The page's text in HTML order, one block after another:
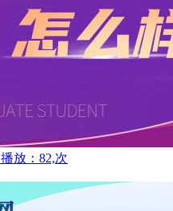
播放：82,次